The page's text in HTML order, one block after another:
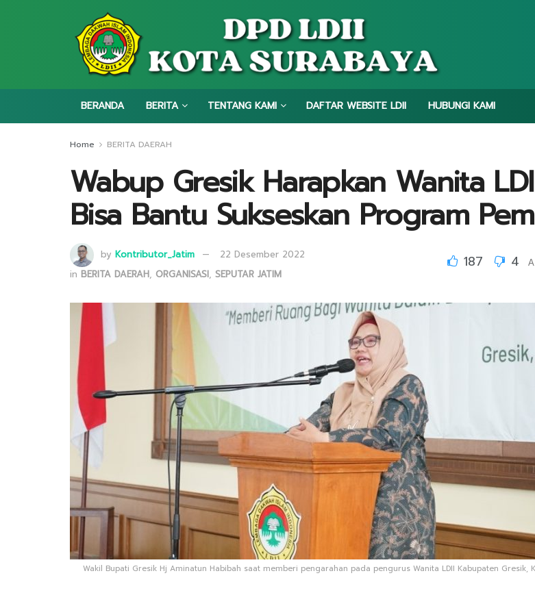
BERANDA BERITA TENTANG KAMI DAFTAR WEBSITE LDII HUBUNGI KAMI
Home BERITA DAERAH
Wabup Gresik Harapkan Wanita
Bisa Bantu Sukseskan Program
by Kontributor_Jatim
22 Desember 2022
in BERITA DAERAH, ORGANISASI, SEPUTAR JATIM
187 4 A
Wakil Bupati Gresik Hj Aminatun Habibah saat memberi pengarahan pada pengurus Wanita LDII Kabupaten Gresik,